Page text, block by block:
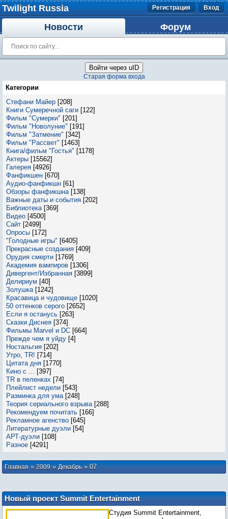
Twilight Russia Регистрация Вход
Новости Форум
Войти через uID
Старая форма входа
Категории
Стефани Майер [208]
Книги Сумеречной саги [122]
Фильм "Сумерки" [201]
Фильм "Новолуние" [191]
Фильм "Затмение" [342]
Фильм "Рассвет" [1463]
Книга/фильм "Гостья" [1178]
Актеры [15562]
Галерея [4926]
Фанфикшен [670]
Аудио-фанфикшн [61]
Обзоры фанфикшна [138]
Важные даты и события [202]
Библиотека [369]
Видео [4500]
Сайт [2499]
Опросы [172]
"Голодные игры" [6405]
Прекрасные создания [409]
Орудия смерти [1769]
Академия вампиров [1306]
Дивергент/Избранная [3899]
Делириум [40]
Золушка [1242]
Красавица и чудовище [1020]
50 оттенков серого [2652]
Если я останусь [263]
Сказки Диснея [374]
Фильмы Marvel и DC [664]
Прежде чем я уйду [4]
Ностальгия [202]
Утро, TR! [714]
Цитата дня [1770]
Кино с ... [397]
TR в пеленках [74]
Плейлист недели [543]
Разминка для ума [248]
Теория сериального взрыва [288]
Рекомендуем почитать [166]
Рекламное агенство [645]
Литературные дуэли [54]
АРТ-дуэли [108]
Разное [4291]
Главная»2009 » Декабрь » 07
Новый проект Summit Entertainment
Студия Summit Entertainment,